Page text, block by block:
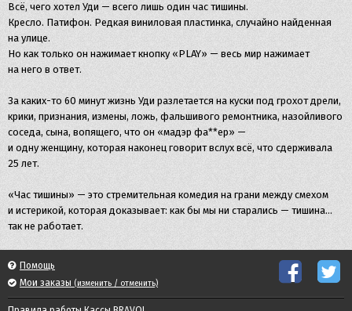
Всё, чего хотел Уди — всего лишь один час тишины.
Кресло. Патифон. Редкая виниловая пластинка, случайно найденная
на улице.
Но как только он нажимает кнопку «PLAY» — весь мир нажимает
на него в ответ.
За каких-то 60 минут жизнь Уди разлетается на куски под грохот дрели,
крики, признания, измены, ложь, фальшивого ремонтника, назойливого
соседа, сына, вопящего, что он «мадэр фа**ер» —
и одну женщину, которая наконец говорит вслух всё, что сдерживала
25 лет.
«Час тишины» — это стремительная комедия на грани между смехом
и истерикой, которая доказывает: как бы мы ни старались — тишина…
так не работает.
Помощь
Мои заказы (изменить / отменить)